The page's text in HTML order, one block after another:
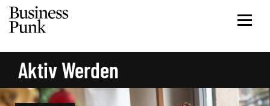
Aktiv Werden